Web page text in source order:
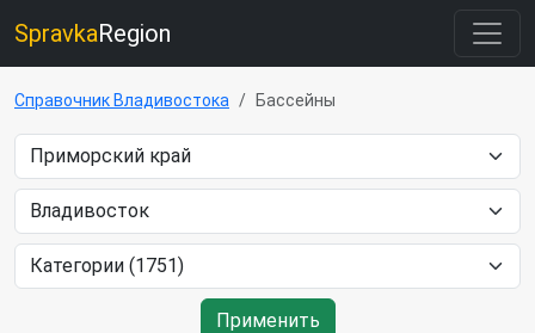
SpravkaRegion
Справочник Владивостока Бассейны
Применить